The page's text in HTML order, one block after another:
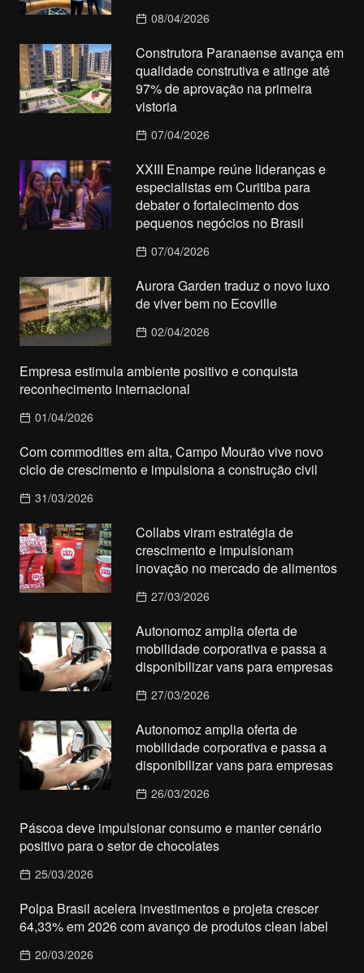
08/04/2026
Construtora Paranaense avança em
qualidade construtiva e atinge até
97% de aprovação na primeira
vistoria
07/04/2026
XXIII Enampe reúne lideranças e
especialistas em Curitiba para
debater o fortalecimento dos
pequenos negócios no Brasil
07/04/2026
Aurora Garden traduz o novo luxo
de viver bem no Ecoville
02/04/2026
Empresa estimula ambiente positivo e conquista
reconhecimento internacional
01/04/2026
Com commodities em alta, Campo Mourão vive novo
ciclo de crescimento e impulsiona a construção civil
31/03/2026
Collabs viram estratégia de
crescimento e impulsionam
inovação no mercado de alimentos
27/03/2026
Autonomoz amplia oferta de
mobilidade corporativa e passa a
disponibilizar vans para empresas
27/03/2026
Autonomoz amplia oferta de
mobilidade corporativa e passa a
disponibilizar vans para empresas
26/03/2026
Páscoa deve impulsionar consumo e manter cenário
positivo para o setor de chocolates
25/03/2026
Polpa Brasil acelera investimentos e projeta crescer
64,33% em 2026 com avanço de produtos clean label
20/03/2026